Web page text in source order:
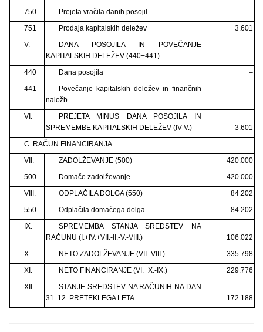
750
Prejeta vračila danih posojil
–
751
Prodaja kapitalskih deležev
3.601
V.
DANA POSOJILA IN POVEČANJE
KAPITALSKIH DELEŽEV (440+441)
–
440
Dana posojila
–
441
Povečanje kapitalskih deležev in finančnih
naložb
–
VI.
PREJETA MINUS DANA POSOJILA IN
SPREMEMBE KAPITALSKIH DELEŽEV (IV-V.)
3.601
C. RAČUN FINANCIRANJA
VII.
ZADOLŽEVANJE (500)
420.000
500
Domače zadolževanje
420.000
VIII.
ODPLAČILA DOLGA (550)
84.202
550
Odplačila domačega dolga
84.202
IX.
SPREMEMBA STANJA SREDSTEV NA
RAČUNU (I.+IV.+VII.-II.-V.-VIII.)
106.022
X.
NETO ZADOLŽEVANJE (VII.-VIII.)
335.798
XI.
NETO FINANCIRANJE (VI.+X.-IX.)
229.776
XII.
STANJE SREDSTEV NA RAČUNIH NA DAN
31. 12. PRETEKLEGA LETA
172.188